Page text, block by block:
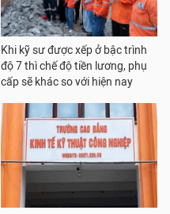
Khi kỹ sư được xếp ở bậc trình
độ 7 thì chế độ tiền lương, phụ
cấp sẽ khác so với hiện nay